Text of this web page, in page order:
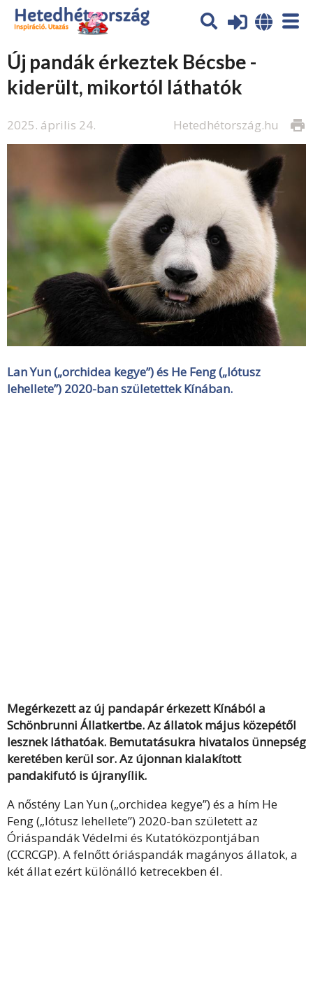
Új pandák érkeztek Bécsbe -
kiderült, mikortól láthatók
2025. április 24. print
Hetedhétország.hu
Lan Yun („orchidea kegye”) és He Feng („lótusz
lehellete”) 2020-ban születettek Kínában.
Megérkezett az új pandapár érkezett Kínából a
Schönbrunni Állatkertbe. Az állatok május közepétől
lesznek láthatóak. Bemutatásukra hivatalos ünnepség
keretében kerül sor. Az újonnan kialakított
pandakifutó is újranyílik.
A nőstény Lan Yun („orchidea kegye”) és a hím He
Feng („lótusz lehellete”) 2020-ban született az
Óriáspandák Védelmi és Kutatóközpontjában
(CCRCGP). A felnőtt óriáspandák magányos állatok, a
két állat ezért különálló ketrecekben él.